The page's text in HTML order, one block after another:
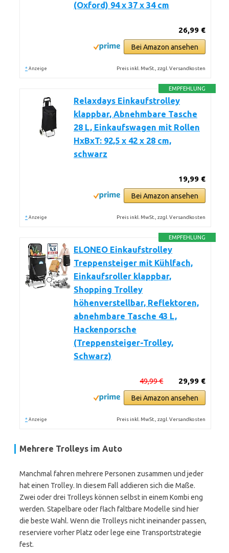
(Oxford) 94 x 37 x 34 cm
26,99 €
Bei Amazon ansehen
* Anzeige Preis inkl. MwSt., zzgl. Versandkosten
EMPFEHLUNG
Relaxdays Einkaufstrolley
klappbar, Abnehmbare Tasche
28 L, Einkaufswagen mit Rollen
HxBxT: 92,5 x 42 x 28 cm,
schwarz
19,99 €
Bei Amazon ansehen
* Anzeige Preis inkl. MwSt., zzgl. Versandkosten
EMPFEHLUNG
ELONEO Einkaufstrolley
Treppensteiger mit Kühlfach,
Einkaufsroller klappbar,
Shopping Trolley
höhenverstellbar, Reflektoren,
abnehmbare Tasche 43 L,
Hackenporsche
(Treppensteiger-Trolley,
Schwarz)
29,99 €
49,99 €
Bei Amazon ansehen
* Anzeige Preis inkl. MwSt., zzgl. Versandkosten
Mehrere Trolleys im Auto
Manchmal fahren mehrere Personen zusammen und jeder
hat einen Trolley. In diesem Fall addieren sich die Maße.
Zwei oder drei Trolleys können selbst in einem Kombi eng
werden. Stapelbare oder flach faltbare Modelle sind hier
die beste Wahl. Wenn die Trolleys nicht ineinander passen,
reserviere vorher Platz oder lege eine Transportstrategie
fest.